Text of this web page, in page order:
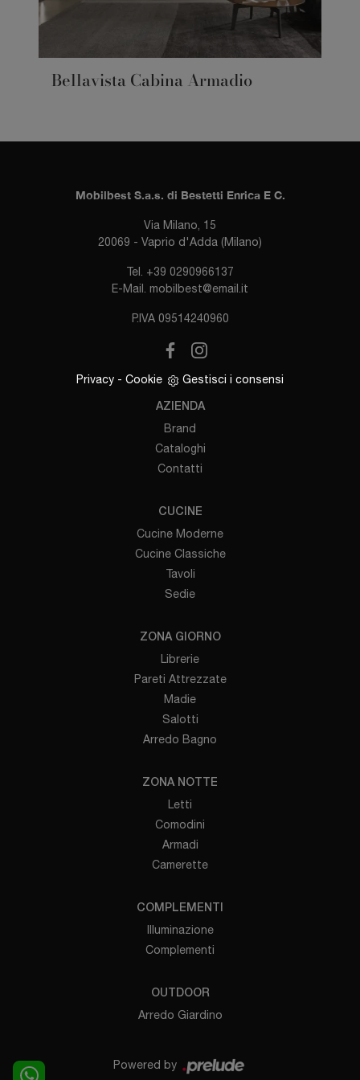
Bellavista Cabina Armadio
Mobilbest S.a.s. di Bestetti Enrica E C.
Via Milano, 15
20069 - Vaprio d'Adda (Milano)
Tel. +39 0290966137
E-Mail. mobilbest@email.it
P.IVA 09514240960
Privacy - Cookie Gestisci i consensi
AZIENDA
Brand
Cataloghi
Contatti
CUCINE
Cucine Moderne
Cucine Classiche
Tavoli
Sedie
ZONA GIORNO
Librerie
Pareti Attrezzate
Madie
Salotti
Arredo Bagno
ZONA NOTTE
Letti
Comodini
Armadi
Camerette
COMPLEMENTI
Illuminazione
Complementi
OUTDOOR
Arredo Giardino
Powered by